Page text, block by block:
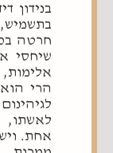
בנידון
חרטה
שיחסי
הרי
לאשתו,
אחת.